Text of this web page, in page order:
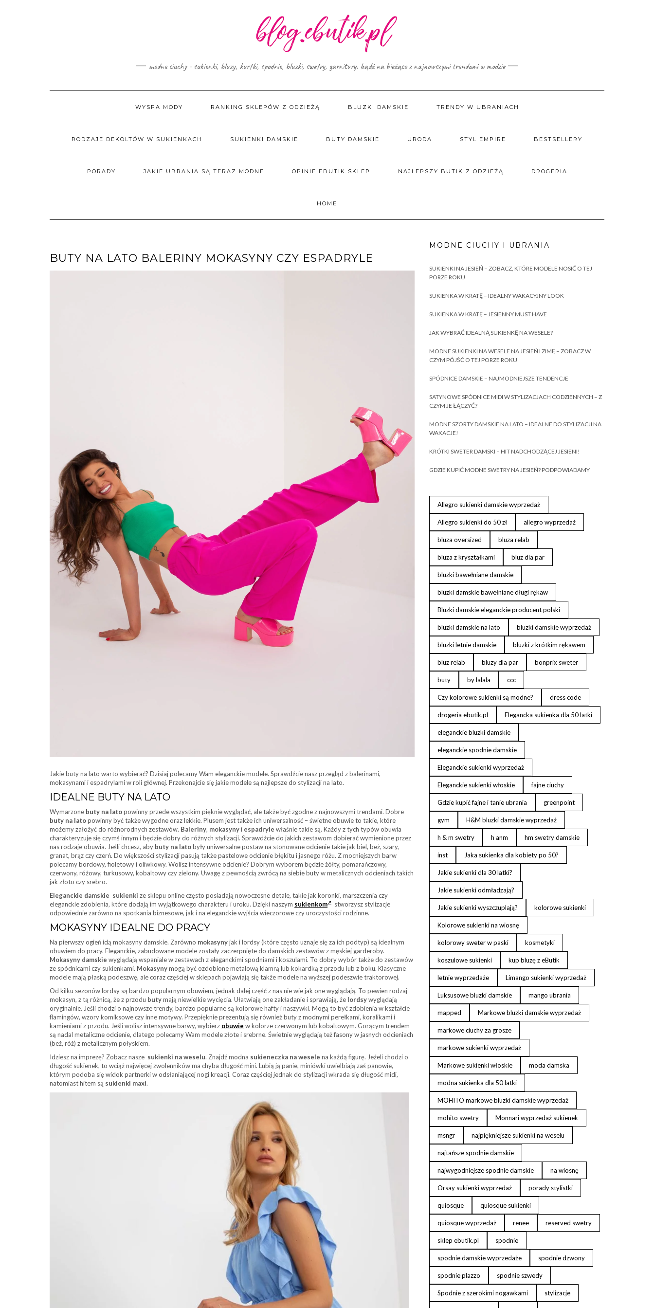
modne ciuchy - sukienki, bluzy, kurtki, spodnie, bluzki, swetry, garnitury. bądź na bieżąco z najnowszymi trendami w modzie
WYSPA MODY RANKING SKLEPÓW Z ODZIEŻĄ BLUZKI DAMSKIE TRENDY W UBRANIACH
RODZAJE DEKOLTÓW W SUKIENKACH SUKIENKI DAMSKIE BUTY DAMSKIE URODA STYL EMPIRE BESTSELLERY
PORADY JAKIE UBRANIA SĄ TERAZ MODNE OPINIE EBUTIK SKLEP NAJLEPSZY BUTIK Z ODZIEŻĄ DROGERIA
HOME
BUTY NA LATO BALERINY MOKASYNY CZY ESPADRYLE
Jakie buty na lato warto wybierać? Dzisiaj polecamy Wam eleganckie modele. Sprawdźcie nasz przegląd z balerinami,
mokasynami i espadrylami w roli głównej. Przekonajcie się jakie modele są najlepsze do stylizacji na lato.
IDEALNE BUTY NA LATO
Wymarzone buty na latopowinny przede wszystkim pięknie wyglądać, ale także być zgodne z najnowszymi trendami. Dobre
buty na latopowinny być także wygodne oraz lekkie. Plusem jest także ich uniwersalność – świetne obuwie to takie, które
możemy założyć do różnorodnych zestawów. Baleriny, mokasynyi espadryle właśnie takie są. Każdy z tych typów obuwia
charakteryzuje się czymś innym i będzie dobry do różnych stylizacji. Sprawdźcie do jakich zestawom dobierać wymienione przez
nas rodzaje obuwia. Jeśli chcesz, aby buty na latobyły uniwersalne postaw na stonowane odcienie takie jak biel, beż, szary,
granat, brąz czy czerń. Do większości stylizacji pasują także pastelowe odcienie błękitu i jasnego różu. Z mocniejszych barw
polecamy bordowy, fioletowy i oliwkowy. Wolisz intensywne odcienie? Dobrym wyborem będzie żółty, pomarańczowy,
czerwony, różowy, turkusowy, kobaltowy czy zielony. Uwagę z pewnością zwrócą na siebie buty w metalicznych odcieniach takich
jak złoto czy srebro.
Eleganckie damskie sukienki ze sklepu online często posiadają nowoczesne detale, takie jak koronki, marszczenia czy
eleganckie zdobienia, które dodają im wyjątkowego charakteru i uroku. Dzięki naszym sukienkom
stworzysz stylizacje
odpowiednie zarówno na spotkania biznesowe, jak i na eleganckie wyjścia wieczorowe czy uroczystości rodzinne.
MOKASYNY IDEALNE DO PRACY
Na pierwszy ogień idą mokasyny damskie. Zarówno mokasynyjak i lordsy (które często uznaje się za ich podtyp) są idealnym
obuwiem do pracy. Eleganckie, zabudowane modele zostały zaczerpnięte do damskich zestawów z męskiej garderoby.
Mokasyny damskie wyglądają wspaniale w zestawach z eleganckimi spodniami i koszulami. To dobry wybór także do zestawów
ze spódnicami czy sukienkami. Mokasynymogą być ozdobione metalową klamrą lub kokardką z przodu lub z boku. Klasyczne
modele mają płaską podeszwę, ale coraz częściej w sklepach pojawiają się także modele na wyższej podeszwie traktorowej.
Od kilku sezonów lordsy są bardzo popularnym obuwiem, jednak dalej część z nas nie wie jak one wyglądają. To pewien rodzaj
mokasyn, z tą różnicą, że z przodu butymają niewielkie wycięcia. Ułatwiają one zakładanie i sprawiają, że lordsywyglądają
oryginalnie. Jeśli chodzi o najnowsze trendy, bardzo popularne są kolorowe hafty i naszywki. Mogą to być zdobienia w kształcie
flamingów, wzory komiksowe czy inne motywy. Przepięknie prezentują się również buty z modnymi perełkami, koralikami i
kamieniami z przodu. Jeśli wolisz intensywne barwy, wybierz obuwie w kolorze czerwonym lub kobaltowym. Gorącym trendem
są nadal metaliczne odcienie, dlatego polecamy Wam modele złote i srebrne. Świetnie wyglądają też fasony w jasnych odcieniach
(beż, róż) z metalicznym połyskiem.
Idziesz na imprezę? Zobacz nasze sukienki na weselu. Znajdź modna sukieneczka na wesele na każdą figurę. Jeżeli chodzi o
długość sukienek, to wciąż najwięcej zwolenników ma chyba długość mini. Lubią ją panie, miniówki uwielbiają zaś panowie,
którym podoba się widok partnerki w odsłaniającej nogi kreacji. Coraz częściej jednak do stylizacji wkrada się długość midi,
natomiast hitem są sukienki maxi.
MODNE CIUCHY I UBRANIA
SUKIENKI NA JESIEŃ – ZOBACZ, KTÓRE MODELE NOSIĆ O TEJ
PORZE ROKU
SUKIENKA W KRATĘ – IDEALNY WAKACYJNY LOOK
SUKIENKA W KRATĘ – JESIENNY MUST HAVE
JAK WYBRAĆ IDEALNĄ SUKIENKĘ NA WESELE?
MODNE SUKIENKI NA WESELE NA JESIEŃ I ZIMĘ – ZOBACZ W
CZYM PÓJŚĆ O TEJ PORZE ROKU
SPÓDNICE DAMSKIE – NAJMODNIEJSZE TENDENCJE
SATYNOWE SPÓDNICE MIDI W STYLIZACJACH CODZIENNYCH – Z
CZYM JE ŁĄCZYĆ?
MODNE SZORTY DAMSKIE NA LATO – IDEALNE DO STYLIZACJI NA
WAKACJE!
KRÓTKI SWETER DAMSKI – HIT NADCHODZĄCEJ JESIENI!
GDZIE KUPIĆ MODNE SWETRY NA JESIEŃ? PODPOWIADAMY
Allegro sukienki damskie wyprzedaż
Allegro sukienki do 50 zł allegro wyprzedaż
bluza oversized bluza relab
bluza z kryształkami bluz dla par
bluzki bawełniane damskie
bluzki damskie bawełniane długi rękaw
Bluzki damskie eleganckie producent polski
bluzki damskie na lato bluzki damskie wyprzedaż
bluzki letnie damskie bluzki z krótkim rękawem
bluz relab bluzy dla par bonprix sweter
buty by lalala ccc
Czy kolorowe sukienki są modne? dress code
drogeria ebutik.pl Elegancka sukienka dla 50 latki
eleganckie bluzki damskie
eleganckie spodnie damskie
Eleganckie sukienki wyprzedaż
Eleganckie sukienki włoskie fajne ciuchy
Gdzie kupić fajne i tanie ubrania greenpoint
gym H&M bluzki damskie wyprzedaż
h & m swetry h anm hm swetry damskie
inst Jaka sukienka dla kobiety po 50?
Jakie sukienki dla 30 latki?
Jakie sukienki odmładzają?
Jakie sukienki wyszczuplają? kolorowe sukienki
Kolorowe sukienki na wiosnę
kolorowy sweter w paski kosmetyki
koszulowe sukienki kup bluzę z eButik
letnie wyprzedaże Limango sukienki wyprzedaż
Luksusowe bluzki damskie mango ubrania
mapped Markowe bluzki damskie wyprzedaż
markowe ciuchy za grosze
markowe sukienki wyprzedaż
Markowe sukienki włoskie moda damska
modna sukienka dla 50 latki
MOHITO markowe bluzki damskie wyprzedaż
mohito swetry Monnari wyprzedaż sukienek
msngr najpiękniejsze sukienki na weselu
najtańsze spodnie damskie
najwygodniejsze spodnie damskie na wiosnę
Orsay sukienki wyprzedaż porady stylistki
quiosque quiosque sukienki
quiosque wyprzedaż renee reserved swetry
sklep ebutik.pl spodnie
spodnie damskie wyprzedaże spodnie dzwony
spodnie plazzo spodnie szwedy
Spodnie z szerokimi nogawkami stylizacje